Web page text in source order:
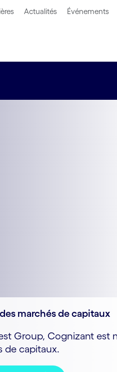
Actualités Événements
marchés de capitaux
Group, Cognizant est
de capitaux.